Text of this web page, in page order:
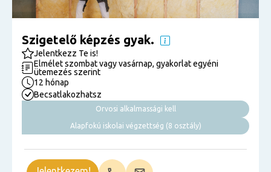
Szigetelő képzés gyak.
Jelentkezz Te is!
Elmélet szombat vagy vasárnap, gyakorlat egyéni
ütemezés szerint
12 hónap
Becsatlakozhatsz
Orvosi alkalmassági kell
Alapfokú iskolai végzettség (8 osztály)